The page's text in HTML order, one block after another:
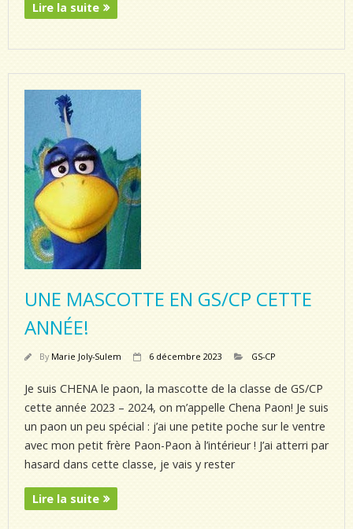
Lire la suite
UNE MASCOTTE EN GS/CP CETTE
ANNÉE!
By Marie Joly-Sulem 6 décembre 2023 GS-CP
Je suis CHENA le paon, la mascotte de la classe de GS/CP
cette année 2023 – 2024, on m’appelle Chena Paon! Je suis
un paon un peu spécial : j’ai une petite poche sur le ventre
avec mon petit frère Paon-Paon à l’intérieur ! J’ai atterri par
hasard dans cette classe, je vais y rester
Lire la suite